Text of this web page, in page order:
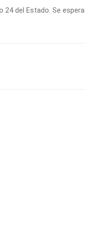
24 del Estado. Se espera